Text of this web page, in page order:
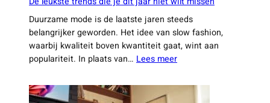
Duurzame mode is de laatste jaren steeds
belangrijker geworden. Het idee van slow fashion,
waarbij kwaliteit boven kwantiteit gaat, wint aan
populariteit. In plaats van… Lees meer:
leukste